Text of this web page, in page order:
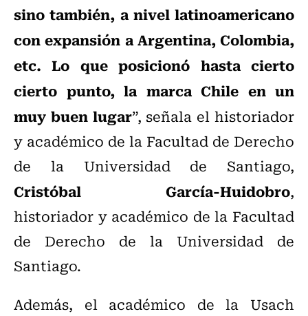
sino también, a nivel latinoamericano
con expansión a Argentina, Colombia,
etc. Lo que posicionó hasta cierto
cierto punto, la marca Chile en un
muy buen lugar”, señala el historiador
y académico de la Facultad de Derecho
de la Universidad de Santiago,
Cristóbal García-Huidobro,
historiador y académico de la Facultad
de Derecho de la Universidad de
Santiago.
Además, el académico de la Usach